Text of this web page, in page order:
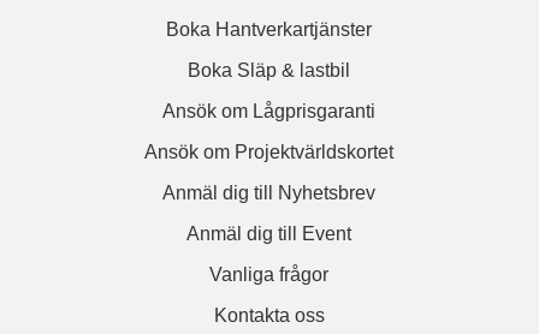
Boka Hantverkartjänster
Boka Släp & lastbil
Ansök om Lågprisgaranti
Ansök om Projektvärldskortet
Anmäl dig till Nyhetsbrev
Anmäl dig till Event
Vanliga frågor
Kontakta oss